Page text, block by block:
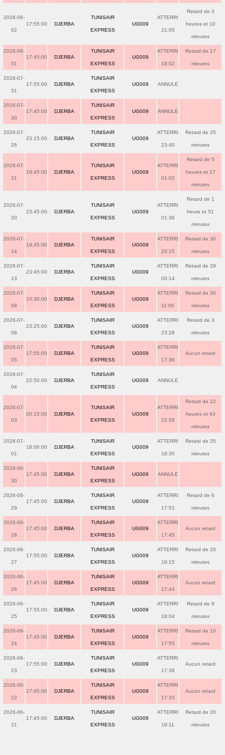
2026-08-
02
17:55:00 DJERBA
TUNISAIR
EXPRESS
UG009
ATTERRI
21:05
Retard de 3
heures et 10
minutes
2026-08-
01
17:45:00 DJERBA
TUNISAIR
EXPRESS
UG009
ATTERRI
18:02
Retard de 17
minutes
2026-07-
31
17:55:00 DJERBA
TUNISAIR
EXPRESS
UG009 ANNULE
2026-07-
30
17:45:00 DJERBA
TUNISAIR
EXPRESS
UG009 ANNULE
2026-07-
26
23:15:00 DJERBA
TUNISAIR
EXPRESS
UG009
ATTERRI
23:40
Retard de 25
minutes
2026-07-
21
19:45:00 DJERBA
TUNISAIR
EXPRESS
UG009
ATTERRI
01:02
Retard de 5
heures et 17
minutes
2026-07-
20
23:45:00 DJERBA
TUNISAIR
EXPRESS
UG009
ATTERRI
01:36
Retard de 1
heure et 51
minutes
2026-07-
14
19:45:00 DJERBA
TUNISAIR
EXPRESS
UG009
ATTERRI
20:15
Retard de 30
minutes
2026-07-
13
23:45:00 DJERBA
TUNISAIR
EXPRESS
UG009
ATTERRI
00:14
Retard de 29
minutes
2026-07-
08
10:30:00 DJERBA
TUNISAIR
EXPRESS
UG009
ATTERRI
11:00
Retard de 30
minutes
2026-07-
06
23:25:00 DJERBA
TUNISAIR
EXPRESS
UG009
ATTERRI
23:28
Retard de 3
minutes
2026-07-
05
17:55:00 DJERBA
TUNISAIR
EXPRESS
UG009
ATTERRI
17:36
Aucun retard
2026-07-
04
22:50:00 DJERBA
TUNISAIR
EXPRESS
UG009 ANNULE
2026-07-
03
00:15:00 DJERBA
TUNISAIR
EXPRESS
UG009
ATTERRI
22:58
Retard de 22
heures et 43
minutes
2026-07-
01
18:00:00 DJERBA
TUNISAIR
EXPRESS
UG009
ATTERRI
18:35
Retard de 35
minutes
2026-06-
30
17:45:00 DJERBA
TUNISAIR
EXPRESS
UG009 ANNULE
2026-06-
29
17:45:00 DJERBA
TUNISAIR
EXPRESS
UG009
ATTERRI
17:51
Retard de 6
minutes
2026-06-
28
17:45:00 DJERBA
TUNISAIR
EXPRESS
UG009
ATTERRI
17:45
Aucun retard
2026-06-
27
17:55:00 DJERBA
TUNISAIR
EXPRESS
UG009
ATTERRI
18:15
Retard de 20
minutes
2026-06-
26
17:45:00 DJERBA
TUNISAIR
EXPRESS
UG009
ATTERRI
17:44
Aucun retard
2026-06-
25
17:55:00 DJERBA
TUNISAIR
EXPRESS
UG009
ATTERRI
18:04
Retard de 9
minutes
2026-06-
24
17:45:00 DJERBA
TUNISAIR
EXPRESS
UG009
ATTERRI
17:55
Retard de 10
minutes
2026-06-
23
17:55:00 DJERBA
TUNISAIR
EXPRESS
UG009
ATTERRI
17:38
Aucun retard
2026-06-
22
17:45:00 DJERBA
TUNISAIR
EXPRESS
UG009
ATTERRI
17:33
Aucun retard
2026-06-
21
17:45:00 DJERBA
TUNISAIR
EXPRESS
UG009
ATTERRI
18:11
Retard de 26
minutes